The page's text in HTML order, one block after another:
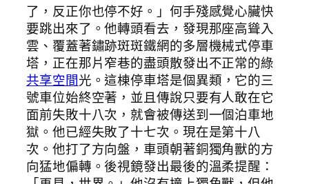
了，反正你也停不好。」何手殘感覺心臟快
要跳出來了。他轉頭看去，發現那座高聳入
雲、覆蓋著鏽跡斑斑鐵網的多層機械式停車
塔，正在那片窄巷的盡頭散發出不正常的綠
共享空間光。這棟停車塔是個異類，它的三
號車位始終空著，並且傳說只要有人敢在它
面前失敗十八次，就會被傳送到一個泊車地
獄。他已經失敗了十七次。現在是第十八
次。他打了方向盤，車頭朝著銅獨角獸的方
向猛地偏轉。後視鏡發出最後的溫柔提醒：